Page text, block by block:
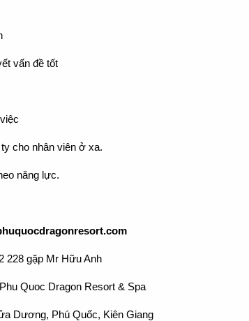
vấn đề tốt
cho nhân viên ở xa.
năng lực.
228 gặp Mr Hữu Anh
Quoc Dragon Resort & Spa
Dương, Phú Quốc, Kiên Giang